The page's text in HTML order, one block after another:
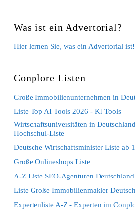
Was ist ein Advertorial?
Hier lernen Sie, was ein Advertorial ist!
Conplore Listen
Große Immobilienunternehmen in
Liste Top AI Tools 2026 - KI Tools
Wirtschaftsuniversitäten in
Hochschul-Liste
Deutsche Wirtschaftsminister Liste ab
Große Onlineshops Liste
A-Z Liste SEO-Agenturen
Liste Große Immobilienmakler
Expertenliste A-Z - Experten im